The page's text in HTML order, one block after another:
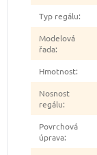
Typ regálu:
Modelová
řada:
Hmotnost:
Nosnost
regálu:
Povrchová
úprava: